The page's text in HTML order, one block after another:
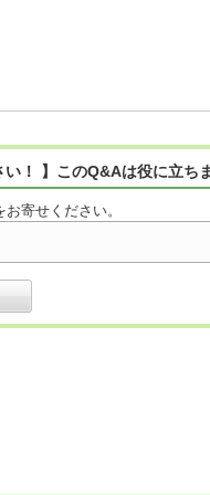
！ 】このQ&Aは役に立ち
寄せください。